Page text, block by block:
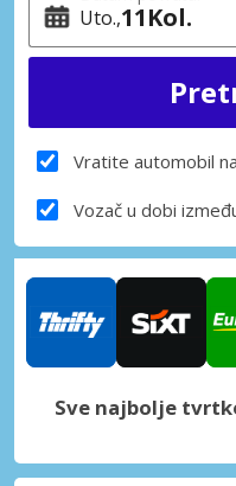
Uto. 11Kol.
Vratite automobil
Vozač u dobi
Sve najbolje